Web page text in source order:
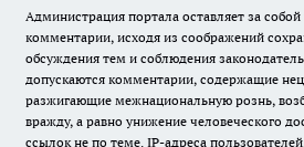
Администрация портала оставляет за
комментарии, исходя из соображений
обсуждения тем и соблюдения
допускаются комментарии, содержащие
разжигающие межнациональную рознь,
вражду, а равно унижение человеческого
ссылок не по теме. IP-адреса